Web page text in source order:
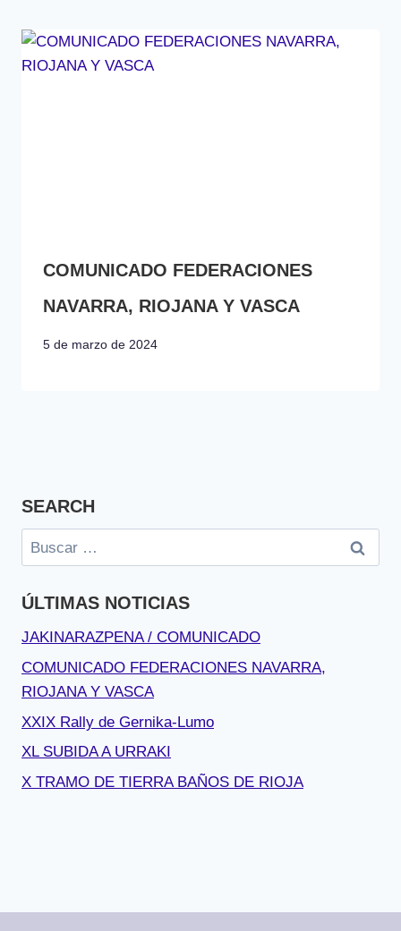
COMUNICADO FEDERACIONES
NAVARRA, RIOJANA Y VASCA
5 de marzo de 2024
SEARCH
Buscar:
ÚLTIMAS NOTICIAS
JAKINARAZPENA / COMUNICADO
COMUNICADO FEDERACIONES NAVARRA,
RIOJANA Y VASCA
XXIX Rally de Gernika-Lumo
XL SUBIDA A URRAKI
X TRAMO DE TIERRA BAÑOS DE RIOJA